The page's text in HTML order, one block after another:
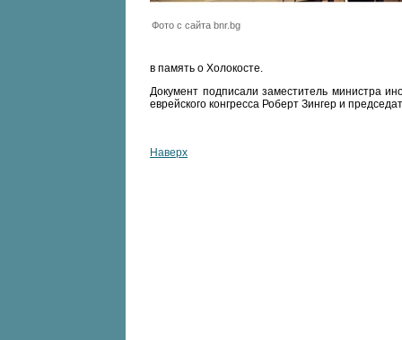
Фото с сайта bnr.bg
в память о Холокосте.
Документ подписали заместитель министра
еврейского конгресса Роберт Зингер и
Наверх